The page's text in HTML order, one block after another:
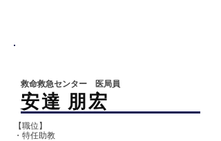
救命救急センター 医局員
​安達 朋宏
【職位】
・特任助教